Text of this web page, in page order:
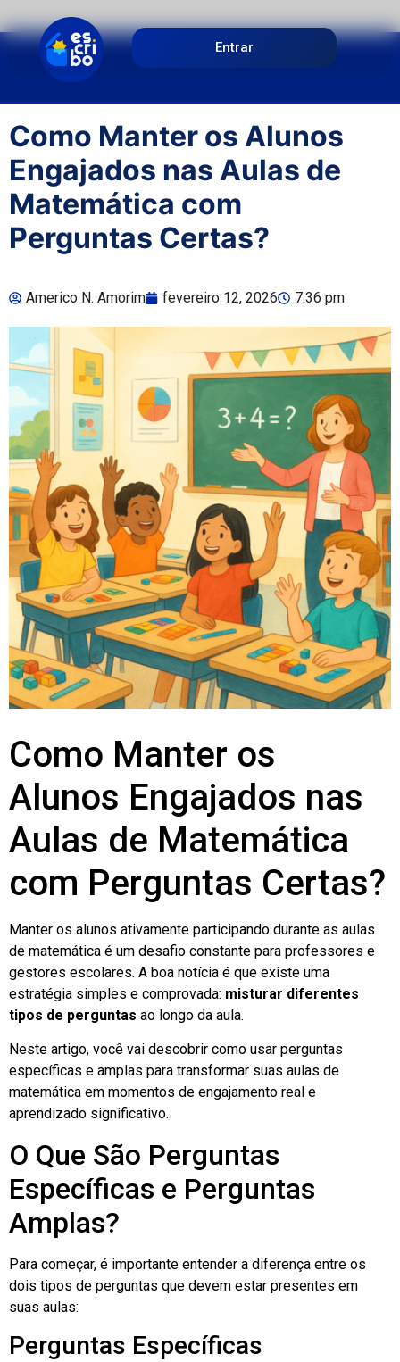
Entrar
Como Manter os Alunos
Engajados nas Aulas de
Matemática com
Perguntas Certas?
Americo N. Amorim fevereiro 12, 2026 7:36 pm
Como Manter os
Alunos Engajados nas
Aulas de Matemática
com Perguntas Certas?
Manter os alunos ativamente participando durante as aulas
de matemática é um desafio constante para professores e
gestores escolares. A boa notícia é que existe uma
estratégia simples e comprovada: misturar diferentes
tipos de perguntas ao longo da aula.
Neste artigo, você vai descobrir como usar perguntas
específicas e amplas para transformar suas aulas de
matemática em momentos de engajamento real e
aprendizado significativo.
O Que São Perguntas
Específicas e Perguntas
Amplas?
Para começar, é importante entender a diferença entre os
dois tipos de perguntas que devem estar presentes em
suas aulas:
Perguntas Específicas